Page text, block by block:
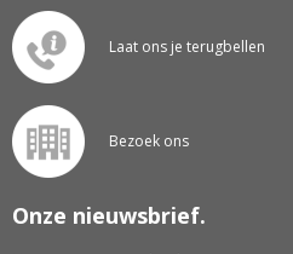
Laat ons je terugbellen
Bezoek ons
Onze nieuwsbrief.